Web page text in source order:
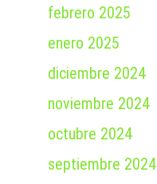
febrero 2025
enero 2025
diciembre 2024
noviembre 2024
octubre 2024
septiembre 2024